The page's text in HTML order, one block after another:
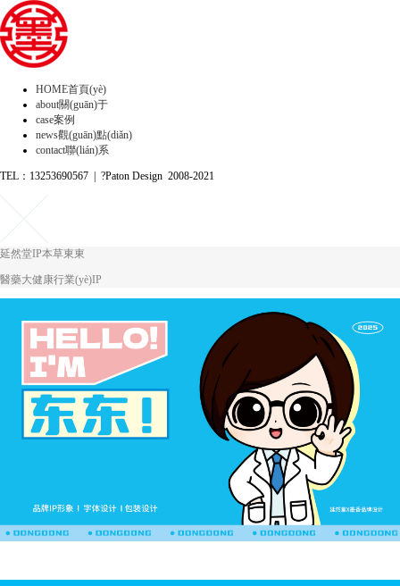
HOME首頁(yè)
about關(guān)于
case案例
news觀(guān)點(diǎn)
contact聯(lián)系
TEL：13253690567 | ?Paton Design 2008-2021
延然堂IP本草東東
醫藥大健康行業(yè)IP